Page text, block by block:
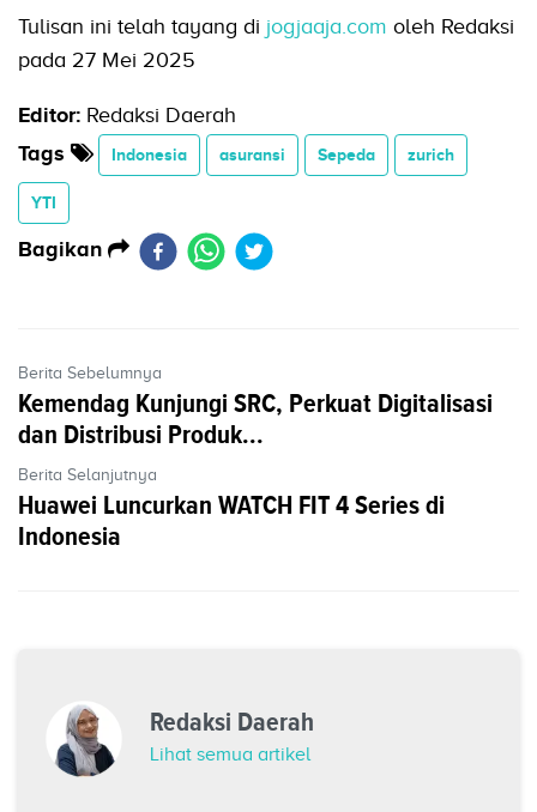
Tulisan ini telah tayang di jogjaaja.com oleh Redaksi
pada 27 Mei 2025
Editor: Redaksi Daerah
Tags
Indonesia asuransi Sepeda zurich
YTI
Bagikan
Berita Sebelumnya
Kemendag Kunjungi SRC, Perkuat Digitalisasi
dan Distribusi Produk...
Berita Selanjutnya
Huawei Luncurkan WATCH FIT 4 Series di
Indonesia
Redaksi Daerah
Lihat semua artikel